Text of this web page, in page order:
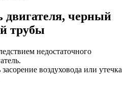
черный
трубы
недостаточного
воздуховода или утечка